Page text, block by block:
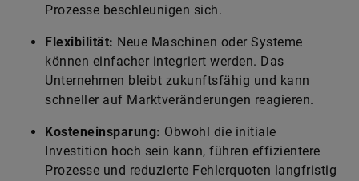
Prozesse beschleunigen sich.
Flexibilität: Neue Maschinen oder Systeme
können einfacher integriert werden. Das
Unternehmen bleibt zukunftsfähig und kann
schneller auf Marktveränderungen reagieren.
Kosteneinsparung: Obwohl die initiale
Investition hoch sein kann, führen effizientere
Prozesse und reduzierte Fehlerquoten langfristig